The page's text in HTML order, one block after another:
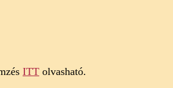
ITT olvasható.